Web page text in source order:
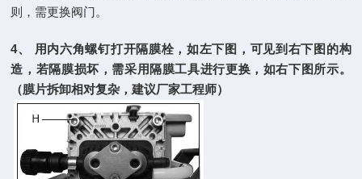
则，需更换阀门。
4、
用内六角螺钉打开隔膜栓，如左下图，可见到右下图的构
造，若隔膜损坏，需采用隔膜工具进行更换，如右下图所示。
（膜片拆卸相对复杂，建议厂家工程师）